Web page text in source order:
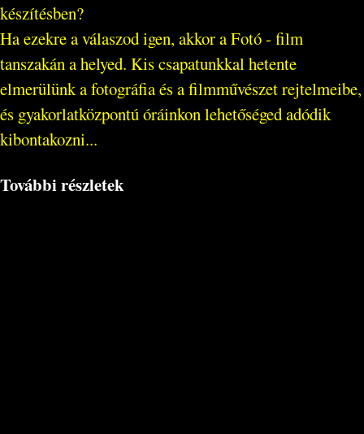
készítésben?
Ha ezekre a válaszod igen, akkor a Fotó - film
tanszakán a helyed. Kis csapatunkkal hetente
elmerülünk a fotográfia és a filmművészet rejtelmeibe,
és gyakorlatközpontú óráinkon lehetőséged adódik
kibontakozni...
További részletek